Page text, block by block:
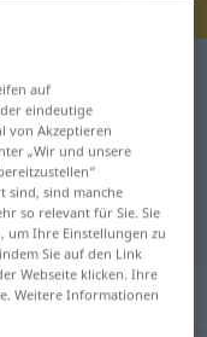
auf
eindeutige
von Akzeptieren
„Wir und unsere
sind, sind manche
so relevant für Sie. Sie
um Ihre Einstellungen zu
Sie auf den Link
Webseite klicken. Ihre
Weitere Informationen